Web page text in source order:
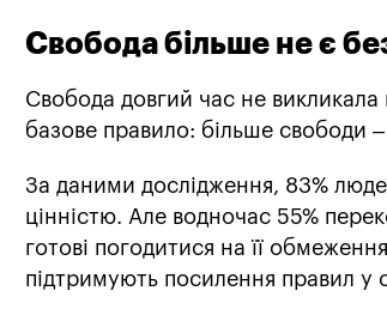
Свобода більше не є
Свобода довгий час не
базове правило: більше свободи –
За даними дослідження, 83%
цінністю. Але водночас 55%
готові погодитися на її
підтримують посилення правил у